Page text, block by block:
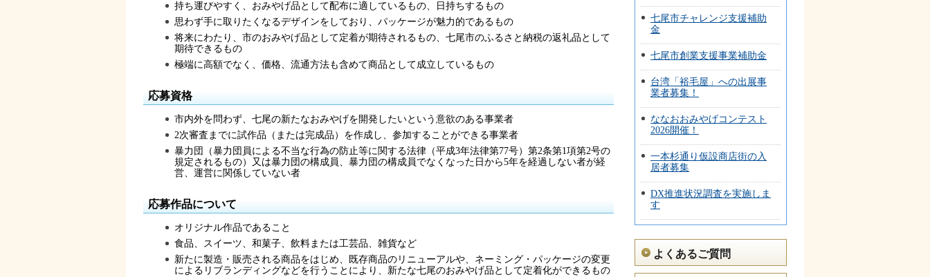
持ち運びやすく、おみやげ品として配布に適しているもの、日持ちするもの
思わず手に取りたくなるデザインをしており、パッケージが魅力的であるもの
将来にわたり、市のおみやげ品として定着が期待されるもの、七尾市のふるさと納税の返礼品として
期待できるもの
極端に高額でなく、価格、流通方法も含めて商品として成立しているもの
応募資格
市内外を問わず、七尾の新たなおみやげを開発したいという意欲のある事業者
2次審査までに試作品（または完成品）を作成し、参加することができる事業者
暴力団（暴力団員による不当な行為の防止等に関する法律（平成3年法律第77号）第2条第1項第2号の
規定されるもの）又は暴力団の構成員、暴力団の構成員でなくなった日から5年を経過しない者が経
営、運営に関係していない者
応募作品について
オリジナル作品であること
食品、スイーツ、和菓子、飲料または工芸品、雑貨など
新たに製造・販売される商品をはじめ、既存商品のリニューアルや、ネーミング・パッケージの変更
によるリブランディングなどを行うことにより、新たな七尾のおみやげ品として定着化ができるもの
七尾市チャレンジ支援補助
金
七尾市創業支援事業補助金
台湾「裕毛屋」への出展事
業者募集！
ななおおみやげコンテスト
2026開催！
一本杉通り仮設商店街の入
居者募集
DX推進状況調査を実施しま
す
よくあるご質問